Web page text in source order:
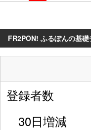
FR2PON! ふるぽんの基礎
登録者数
30日増減